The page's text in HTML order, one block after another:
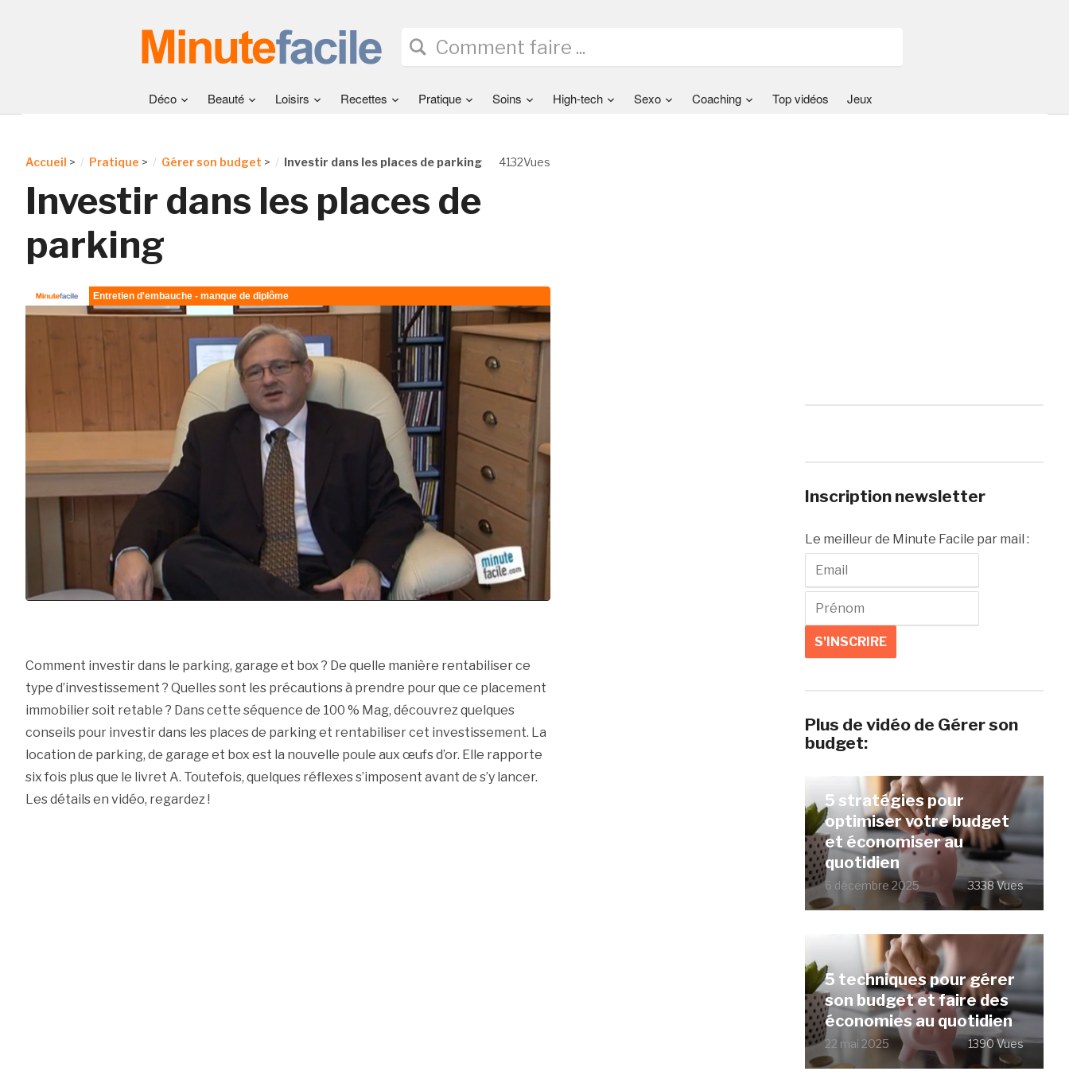
Déco Beauté Loisirs Recettes Pratique Soins High-tech Sexo Coaching Top vidéos Jeux
4132Vues
Accueil > Pratique > Gérer son budget > Investir dans les places de parking
Investir dans les places de
parking
Comment investir dans le parking, garage et box ? De quelle manière rentabiliser ce
type d’investissement ? Quelles sont les précautions à prendre pour que ce placement
immobilier soit retable ? Dans cette séquence de 100 % Mag, découvrez quelques
conseils pour investir dans les places de parking et rentabiliser cet investissement. La
location de parking, de garage et box est la nouvelle poule aux œufs d’or. Elle rapporte
six fois plus que le livret A. Toutefois, quelques réflexes s’imposent avant de s’y lancer.
Les détails en vidéo, regardez !
Inscription newsletter
Le meilleur de Minute Facile par mail :
Plus de vidéo de Gérer son
budget:
5 stratégies pour
optimiser votre budget
et économiser au
quotidien
6 décembre 2025 3338 Vues
5 techniques pour gérer
son budget et faire des
économies au quotidien
22 mai 2025 1390 Vues